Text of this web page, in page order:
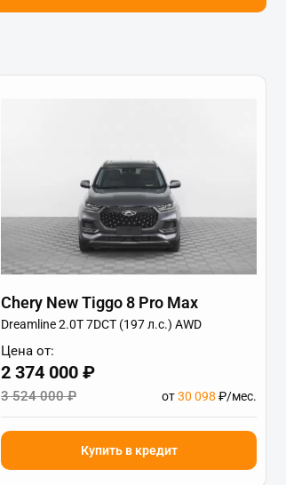
Chery New Tiggo 8 Pro Max
Dreamline 2.0T 7DCT (197 л.с.) AWD
Цена от:
2 374 000 ₽
3 524 000 ₽ от30 098 ₽/мес.
Купить в кредит